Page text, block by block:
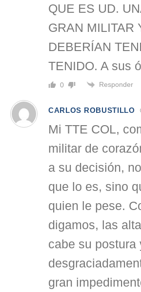
QUE ES UD.
GRAN MILITAR
DEBERÍAN
TENIDO. A sus
0 Responder
CARLOS ROBUSTILLO
Mi TTE COL,
militar de
a su decisión,
que lo es, sino
quien le pese.
digamos, las
cabe su
gran